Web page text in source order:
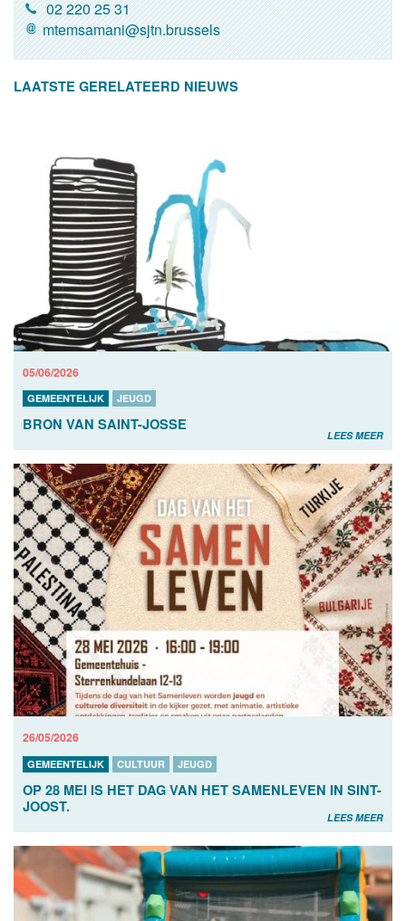
02 220 25 31
mtemsamani@sjtn.brussels
LAATSTE GERELATEERD NIEUWS
05/06/2026
GEMEENTELIJK JEUGD
BRON VAN SAINT-JOSSE
LEES MEER
26/05/2026
GEMEENTELIJK CULTUUR JEUGD
OP 28 MEI IS HET DAG VAN HET SAMENLEVEN IN SINT-
JOOST.
LEES MEER